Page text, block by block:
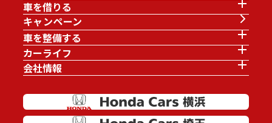
車を借りる
キャンペーン
車を整備する
カーライフ
会社情報